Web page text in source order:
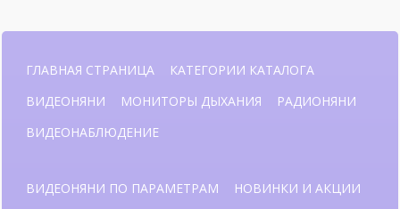
ГЛАВНАЯ СТРАНИЦА
КАТЕГОРИИ КАТАЛОГА
ВИДЕОНЯНИ
МОНИТОРЫ ДЫХАНИЯ
РАДИОНЯНИ
ВИДЕОНАБЛЮДЕНИЕ
ВИДЕОНЯНИ ПО ПАРАМЕТРАМ
НОВИНКИ И АКЦИИ